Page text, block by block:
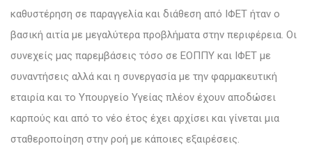
καθυστέρηση σε παραγγελία και διάθεση από ΙΦΕΤ ήταν ο
βασική αιτία με μεγαλύτερα προβλήματα στην περιφέρεια. Οι
συνεχείς μας παρεμβάσεις τόσο σε ΕΟΠΠΥ και ΙΦΕΤ με
συναντήσεις αλλά και η συνεργασία με την φαρμακευτική
εταιρία και το Υπουργείο Υγείας πλέον έχουν αποδώσει
καρπούς και από το νέο έτος έχει αρχίσει και γίνεται μια
σταθεροποίηση στην ροή με κάποιες εξαιρέσεις.